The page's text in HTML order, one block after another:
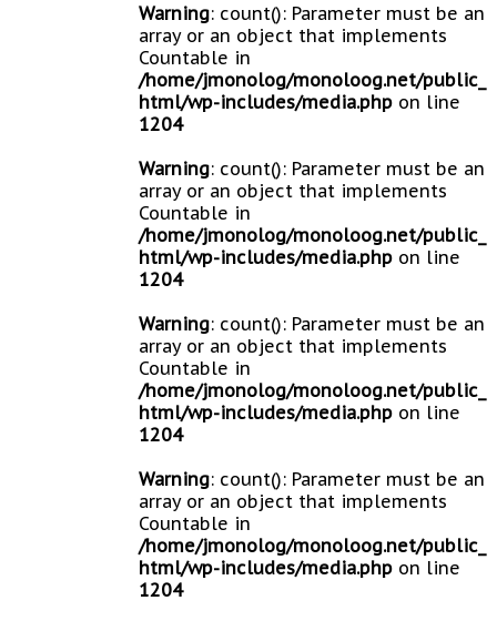
Warning: count(): Parameter must be an
array or an object that implements
Countable in
/home/jmonolog/monoloog.net/public_
html/wp-includes/media.php on line
1204
Warning: count(): Parameter must be an
array or an object that implements
Countable in
/home/jmonolog/monoloog.net/public_
html/wp-includes/media.php on line
1204
Warning: count(): Parameter must be an
array or an object that implements
Countable in
/home/jmonolog/monoloog.net/public_
html/wp-includes/media.php on line
1204
Warning: count(): Parameter must be an
array or an object that implements
Countable in
/home/jmonolog/monoloog.net/public_
html/wp-includes/media.php on line
1204